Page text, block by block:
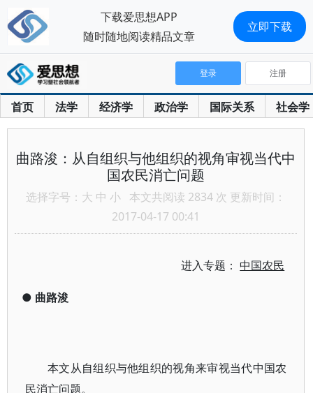
首页 法学 经济学 政治学 国际关系 社会学
登录 注册
曲路浚：从自组织与他组织的视角审视当代中
国农民消亡问题
选择字号： 大 中 小 本文共阅读 2834 次 更新时间：
2017-04-17 00:41
进入专题：中国农民
● 曲路浚
本文从自组织与他组织的视角来审视当代中国农
民消亡问题。
下载爱思想APP
随时随地阅读精品文章
立即下载